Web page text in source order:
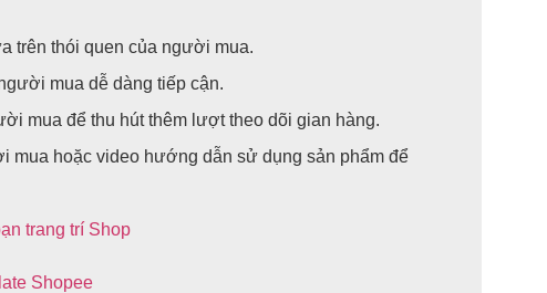
trên thói quen của người mua.
mua dễ dàng tiếp cận.
mua để thu hút thêm lượt theo dõi gian hàng.
mua hoặc video hướng dẫn sử dụng sản phẩm để
trang trí Shop
Shopee